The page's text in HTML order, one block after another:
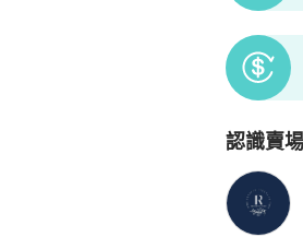
認識賣
PopChill